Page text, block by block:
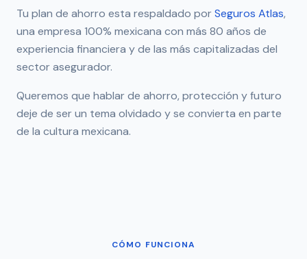
Tu plan de ahorro esta respaldado porSeguros Atlas,
una empresa 100% mexicana con más 80 años de
experiencia financiera y de las más capitalizadas del
sector asegurador.
Queremos que hablar de ahorro, protección y futuro
deje de ser un tema olvidado y se convierta en parte
de la cultura mexicana.
CÓMO FUNCIONA